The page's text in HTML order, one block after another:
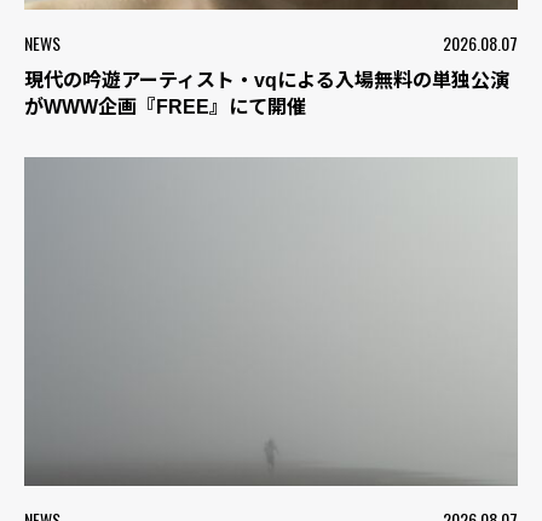
NEWS 2026.08.07
現代の吟遊アーティスト・vqによる入場無料の単独公演
がWWW企画『FREE』にて開催